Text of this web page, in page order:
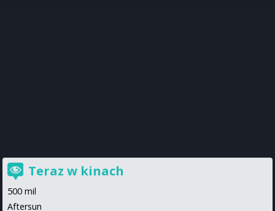
Teraz w kinach
500 mil
Aftersun